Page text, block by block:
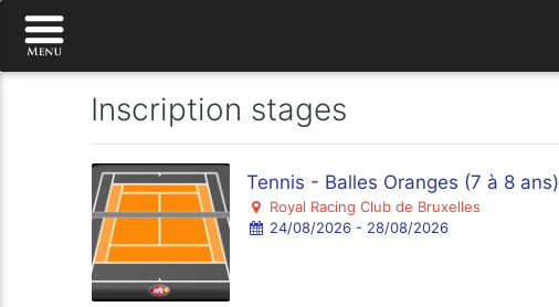
Inscription stages
Tennis - Balles Oranges (7 à 8 ans)
Royal Racing Club de Bruxelles
24/08/2026 - 28/08/2026